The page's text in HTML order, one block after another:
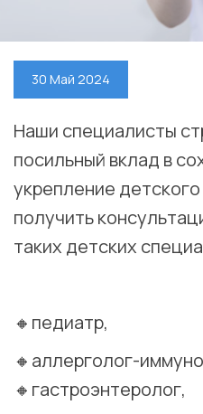
30 Май 2024
Наши специалисты
посильный вклад в
укрепление
получить
таких детских
🔸педиатр,
🔸аллерголог-
🔸гастроэнтеролог,